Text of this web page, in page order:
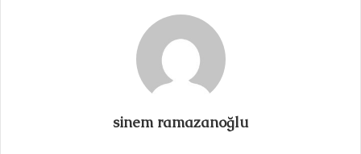
sinem ramazanoğlu